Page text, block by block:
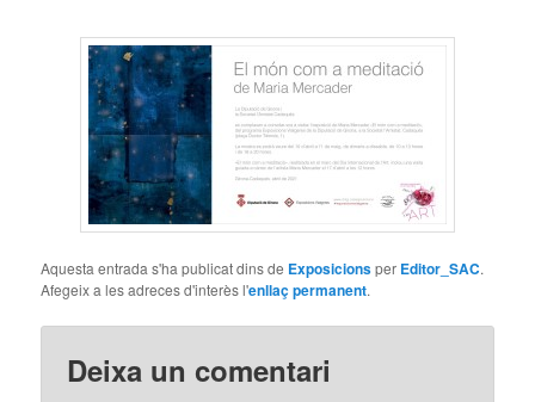
Aquesta entrada s'ha publicat dins de Exposicionsper Editor_SAC.
Afegeix a les adreces d'interès l'enllaç permanent.
Deixa un comentari